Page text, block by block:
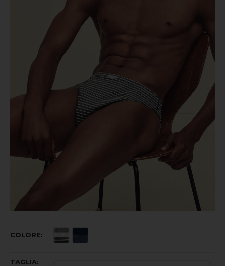
COLORE
TAGLIA